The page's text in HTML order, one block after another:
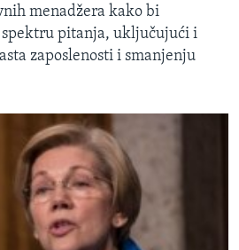
menadžera kako bi
spektru pitanja, uključujući i
zaposlenosti i smanjenju